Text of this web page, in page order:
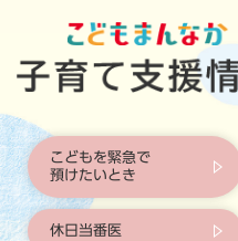
頭
で
す
。
こどもを緊急で
預けたいとき
休日当番医